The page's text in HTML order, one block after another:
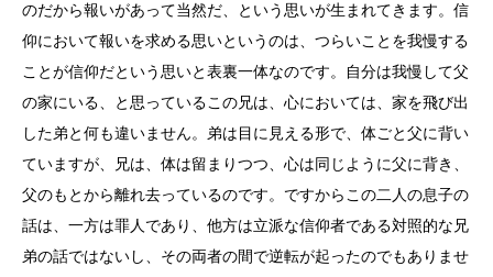
のだから報いがあって当然だ、という思いが生まれてきます。信
仰において報いを求める思いというのは、つらいことを我慢する
ことが信仰だという思いと表裏一体なのです。自分は我慢して父
の家にいる、と思っているこの兄は、心においては、家を飛び出
した弟と何も違いません。弟は目に見える形で、体ごと父に背い
ていますが、兄は、体は留まりつつ、心は同じように父に背き、
父のもとから離れ去っているのです。ですからこの二人の息子の
話は、一方は罪人であり、他方は立派な信仰者である対照的な兄
弟の話ではないし、その両者の間で逆転が起ったのでもありませ